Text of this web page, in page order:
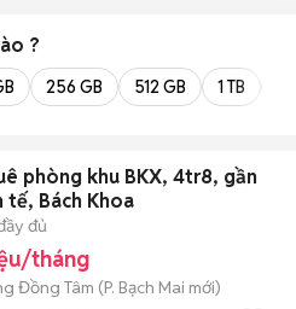
?
256 GB 512 GB 1 TB
phòng khu BKX, 4tr8, gần
tế, Bách Khoa
đủ
tháng
Đồng Tâm (P. Bạch Mai mới)